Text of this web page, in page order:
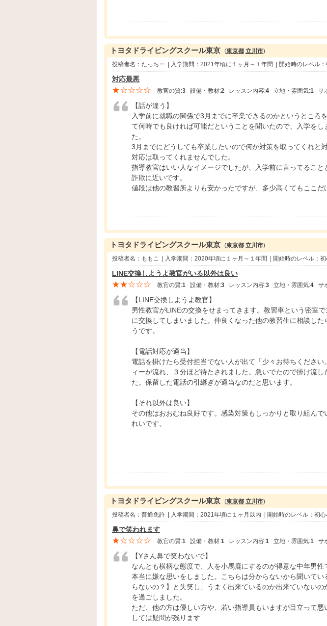
トヨタドライビングスクール東京 (東京都 立川市)
投稿者名：たっちー | 入学期間：2021年頃に１ヶ月～１年間 | 開始時のレベル：
対応最悪
★☆☆☆☆ 教官の質:3 設備・教材:2 レッスン内容:4 立地・雰囲気:1 サ
【話が違う】
入学前に就職の関係で3月までに卒業できるのかというところ
て何時でも良ければ可能だということを聞いたので、入学をし
た。
3月までにどうしても卒業したいので何か対策を取ってくれと
対応は取ってくれませんでした。
指導教官はいい人なイメージでしたが、入学前に言ってること
詐欺に近いです。
値段は他の教習所よりも安かったですが、多少高くてもここだ
トヨタドライビングスクール東京 (東京都 立川市)
投稿者名：ももこ | 入学期間：2020年頃に１ヶ月～１年間 | 開始時のレベル：
LINE交換しようよ教官がいる以外は良い
★★☆☆☆ 教官の質:1 設備・教材:3 レッスン内容:3 立地・雰囲気:4 サ
【LINE交換しようよ教官】
男性教官がLINEの交換をせまってきます。教習車という密室
に交換してしまいました。仲良くなった他の教習生に相談した
うです。
【電話対応が適当】
電話を掛けたら受付担当でない人が出て「少々お待ちくださ
ィーが流れ、３分ほど待たされました。急いでたので掛け流し
た。保留した電話の引継ぎが適当なのだと思います。
【それ以外は良い】
その他はおおむね良好です。感染対策もしっかりと取り組んで
れいです。
トヨタドライビングスクール東京 (東京都 立川市)
投稿者名：普通免許 | 入学期間：2021年頃に１ヶ月以内 | 開始時のレベル：初心
鼻で笑われます
★☆☆☆☆ 教官の質:1 設備・教材:1 レッスン内容:1 立地・雰囲気:1 サ
【Yさん鼻で笑わないで】
なんとも横柄な態度で、人を小馬鹿にするのが得意な中年男性
本当に嫌な思いをしました。こちらは分からないから聞いて
らないの？】と失笑し、うまく出来ているのか出来ていないの
を過ごしました。
ただ、他の方は優しい方や、若い指導員もいますが目立って悪
しては疑問が残ります